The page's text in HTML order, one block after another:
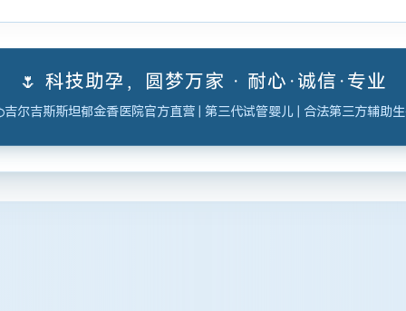
🌷 科技助孕，圆梦万家 · 耐心·诚信·专业
吉尔吉斯斯坦郁金香医院官方直营 | 第三代试管婴儿 | 合法第三方辅助